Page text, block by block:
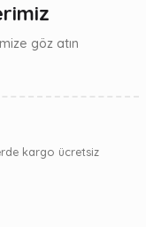
göz atın
kargo ücretsiz